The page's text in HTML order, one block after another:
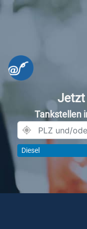
Jetzt
Tankstellen
Diesel